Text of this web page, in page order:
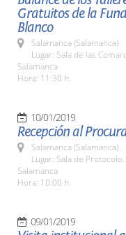
Gratuitos de la
Blanco
Salamanca (Salamanca)
Lugar: Sala de las
Salamanca
Hora: 11:30 h.
10/01/2019
Recepción al
Salamanca (Salamanca)
Lugar: Sala de
Salamanca
Hora: 10:00 h.
09/01/2019